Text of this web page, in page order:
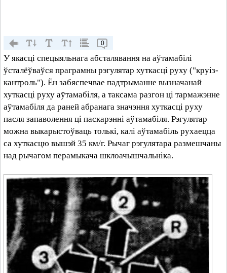
0
У якасці спецыяльнага абсталявання на аўтамабілі
ўсталёўваўся праграмны рэгулятар хуткасці руху ("круіз-
кантроль"). Ён забяспечвае падтрыманне вызначанай
хуткасці руху аўтамабіля, а таксама разгон ці тармажэнне
аўтамабіля да раней абранага значэння хуткасці руху
пасля запаволення ці паскарэнні аўтамабіля. Рэгулятар
можна выкарыстоўваць толькі, калі аўтамабіль рухаецца
са хуткасцю вышэй 35 км/г. Рычаг рэгулятара размешчаны
над рычагом перамыкача шклоачышчальніка.